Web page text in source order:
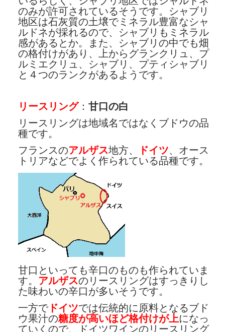
のみが許可されているそうです。シャブリ
地区は石灰質の土壌でミネラル豊富なシャ
ルドネが採れるので、シャブリもミネラル
感があるとか。また、シャブリの中でも畑
の格付けがあり、上からグランクリュ、プ
ルミエクリュ、シャブリ、プティシャブリ
と４つのランクがあるようです。
リースリング： 甘口の白
リースリングは地域名ではなくブドウの品
種です。
フランスのアルザス地方、 ドイツ、オース
トリアなどでよく作られている品種です。
甘口といっても辛口のものも作られていま
す。 アルザスのリースリングはすっきりし
た味わいの辛口が多いそうです。
一方でドイツでは伝統的に原料となるブド
ウ果汁の糖度が高いほど格付けが上になっ
ていくので、ドイツワインのリースリング